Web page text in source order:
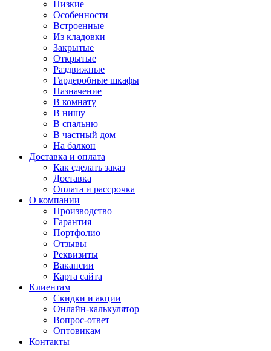
Низкие
Особенности
Встроенные
Из кладовки
Закрытые
Открытые
Раздвижные
Гардеробные шкафы
Назначение
В комнату
В нишу
В спальню
В частный дом
На балкон
Доставка и оплата
Как сделать заказ
Доставка
Оплата и рассрочка
О компании
Производство
Гарантия
Портфолио
Отзывы
Реквизиты
Вакансии
Карта сайта
Клиентам
Скидки и акции
Онлайн-калькулятор
Вопрос-ответ
Оптовикам
Контакты